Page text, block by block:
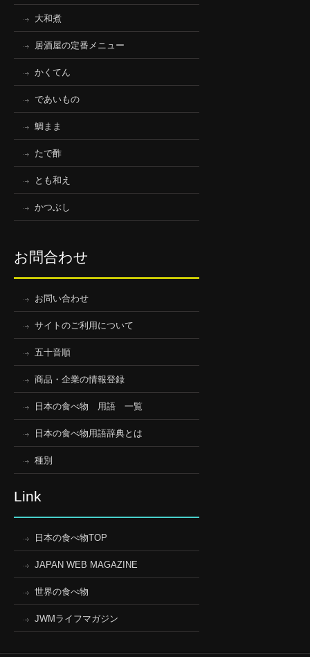
大和煮
居酒屋の定番メニュー
かくてん
であいもの
鯛まま
たで酢
とも和え
かつぶし
お問合わせ
お問い合わせ
サイトのご利用について
五十音順
商品・企業の情報登録
日本の食べ物 用語 一覧
日本の食べ物用語辞典とは
種別
Link
日本の食べ物TOP
JAPAN WEB MAGAZINE
世界の食べ物
JWMライフマガジン